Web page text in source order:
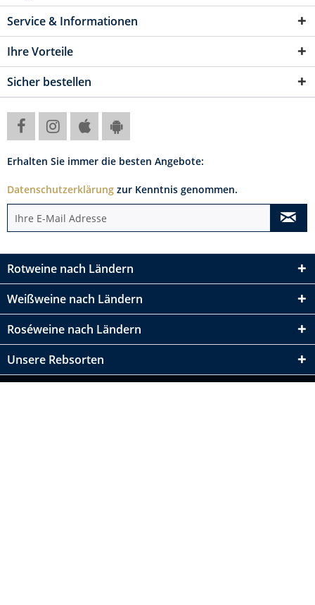
Service & Informationen
Ihre Vorteile
Sicher bestellen
Erhalten Sie immer die besten Angebote:
Datenschutzerklärung zur Kenntnis genommen.
Rotweine nach Ländern
Weißweine nach Ländern
Roséweine nach Ländern
Unsere Rebsorten